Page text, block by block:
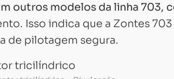
outros modelos da linha 703,
Isso indica que a Zontes 703
de pilotagem segura.